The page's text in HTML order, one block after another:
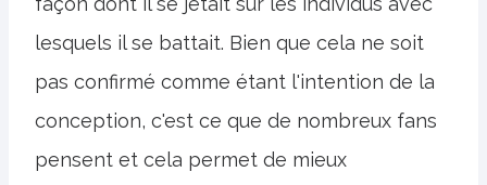
lesquels il se battait. Bien que cela ne soit
pas confirmé comme étant l'intention de la
conception, c'est ce que de nombreux fans
pensent et cela permet de mieux